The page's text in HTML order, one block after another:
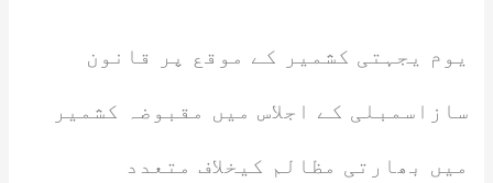
یوم یجہتی کشمیر کے موقع پر قانون
سازاسمبلی کے اجلاس میں مقبوضہ کشمیر
میں بھارتی مظالم کیخلاف متعدد